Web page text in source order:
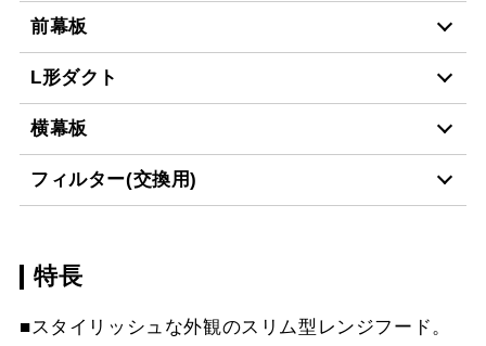
前幕板
MPB-9665 BK ¥10,890（税抜価格 ￥
MPB-9665 W ¥10,890（税抜価格 ￥
MPB-9665 SBK
L形ダクト
LD-15 ¥3,520（税抜価格 ￥
横幕板
YMP665-C300 W
YMP665-C300 SI ¥9,570（税抜価格 ￥
フィルター(交換用)
VES-4001
FES-4001 ¥5,390（税抜価格 ￥
特長
■スタイリッシュな外観のスリム型レンジフード。